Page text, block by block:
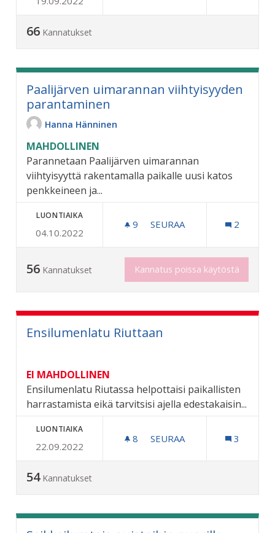
66 Kannatukset
Paalijärven uimarannan viihtyisyyden
parantaminen
Hanna Hänninen
MAHDOLLINEN
Parannetaan Paalijärven uimarannan
viihtyisyyttä rakentamalla paikalle uusi katos
penkkeineen ja...
LUONTIAIKA
04.10.2022
9 9 SEURAAJAA
SEURAA 2
56 Kannatukset Kannatus poissa käytöstä
Ensilumenlatu Riuttaan
EI MAHDOLLINEN
Ensilumenlatu Riutassa helpottaisi paikallisten
harrastamista eikä tarvitsisi ajella edestakaisin...
LUONTIAIKA
22.09.2022
8 8 SEURAAJAA
SEURAA 3
54 Kannatukset